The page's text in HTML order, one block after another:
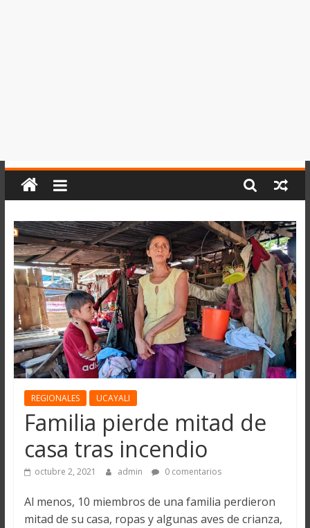
REGIONALES UCAYALI
Familia pierde mitad de
casa tras incendio
octubre 2, 2021 admin 0 comentarios
Al menos, 10 miembros de una familia perdieron
mitad de su casa, ropas y algunas aves de crianza,